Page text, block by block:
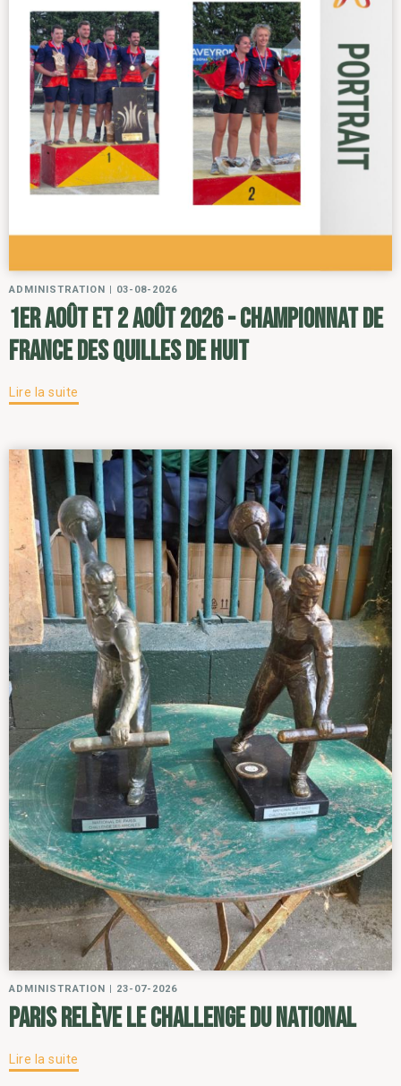
ADMINISTRATION | 03-08-2026
1er août et 2 août 2026 - Championnat de
France des Quilles de Huit
Lire la suite
ADMINISTRATION | 23-07-2026
Paris relève le challenge du National
Lire la suite